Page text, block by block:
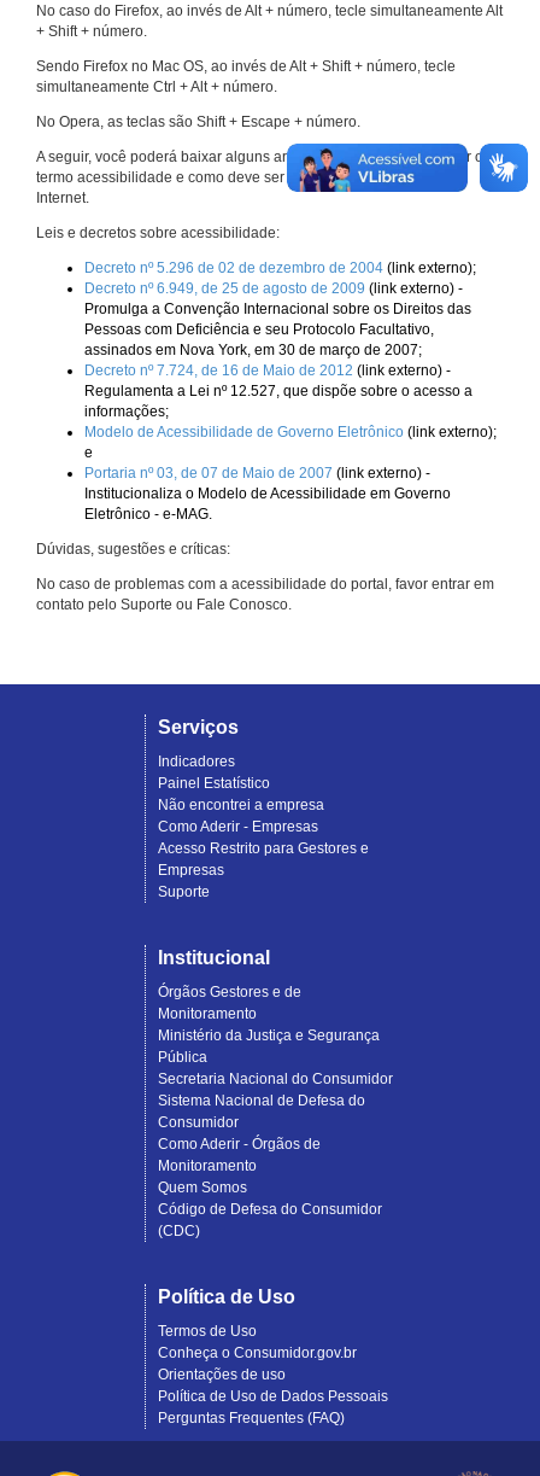
No caso do Firefox, ao invés de Alt + número, tecle simultaneamente Alt
+ Shift + número.
Sendo Firefox no Mac OS, ao invés de Alt + Shift + número, tecle
simultaneamente Ctrl + Alt + número.
No Opera, as teclas são Shift + Escape + número.
A seguir, você poderá baixar alguns arquivos que explicam melhor o
termo acessibilidade e como deve ser implementado nos sites da
Internet.
Leis e decretos sobre acessibilidade:
Decreto nº 5.296 de 02 de dezembro de 2004 (link externo);
Decreto nº 6.949, de 25 de agosto de 2009 (link externo) -
Promulga a Convenção Internacional sobre os Direitos das
Pessoas com Deficiência e seu Protocolo Facultativo,
assinados em Nova York, em 30 de março de 2007;
Decreto nº 7.724, de 16 de Maio de 2012 (link externo) -
Regulamenta a Lei nº 12.527, que dispõe sobre o acesso a
informações;
Modelo de Acessibilidade de Governo Eletrônico (link externo);
e
Portaria nº 03, de 07 de Maio de 2007 (link externo) -
Institucionaliza o Modelo de Acessibilidade em Governo
Eletrônico - e-MAG.
Dúvidas, sugestões e críticas:
No caso de problemas com a acessibilidade do portal, favor entrar em
contato pelo Suporte ou Fale Conosco.
Serviços
Indicadores
Painel Estatístico
Não encontrei a empresa
Como Aderir - Empresas
Acesso Restrito para Gestores e
Empresas
Suporte
Institucional
Órgãos Gestores e de
Monitoramento
Ministério da Justiça e Segurança
Pública
Secretaria Nacional do Consumidor
Sistema Nacional de Defesa do
Consumidor
Como Aderir - Órgãos de
Monitoramento
Quem Somos
Código de Defesa do Consumidor
(CDC)
Política de Uso
Termos de Uso
Conheça o Consumidor.gov.br
Orientações de uso
Política de Uso de Dados Pessoais
Perguntas Frequentes (FAQ)